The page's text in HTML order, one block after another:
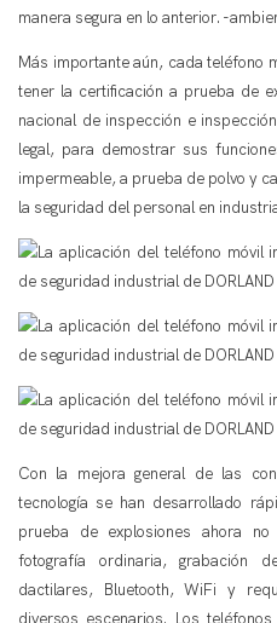
manera segura en lo anterior. -
Más importante aún, cada teléfono
tener la certificación a prueba de
nacional de inspección e
legal, para demostrar sus
impermeable, a prueba de polvo y
la seguridad del personal en
Con la mejora general de las
tecnología se han desarrollado
prueba de explosiones ahora
fotografía ordinaria, grabación
dactilares, Bluetooth, WiFi y
diversos escenarios. Los